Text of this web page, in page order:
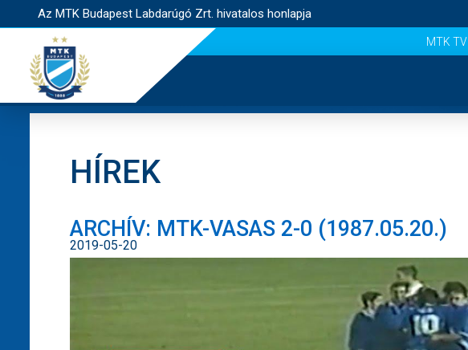
Az MTK Budapest Labdarúgó Zrt. hivatalos honlapja
MTK TV
HÍREK
ARCHÍV: MTK-VASAS 2-0 (1987.05.20.)
2019-05-20